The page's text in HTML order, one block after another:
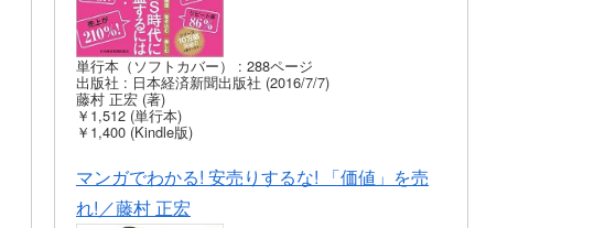
単行本（ソフトカバー） : 288ページ
出版社 : 日本経済新聞出版社 (2016/7/7)
藤村 正宏 (著)
￥1,512 (単行本)
￥1,400 (Kindle版)
マンガでわかる! 安売りするな! 「価値」を売
れ!／藤村 正宏